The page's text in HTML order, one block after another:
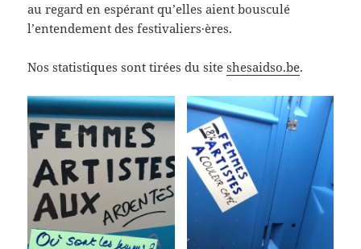
au regard en espérant qu’elles aient bousculé
l’entendement des festivaliers·ères.
Nos statistiques sont tirées du siteshesaidso.be.